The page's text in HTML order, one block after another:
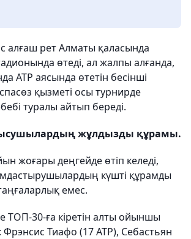
рет Алматы қаласында
өтеді, ал жалпы алғанда,
ATP аясында өтетін бесінші
қызметі осы турнирде
туралы айтып береді.
жұлдызды құрамы.
жоғары деңгейде өтіп келеді,
күшті құрамды
емес.
ТОП-30-ға кіретін алты ойыншы
Фрэнсис Тиафо (17 АТР), Себастьян